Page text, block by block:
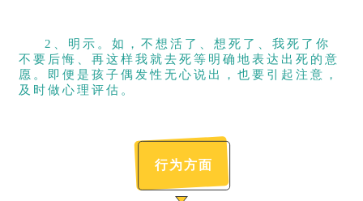
2、明示。如，不想活了、想死了、我死了你
不要后悔、再这样我就去死等明确地表达出死的意
愿。即便是孩子偶发性无心说出，也要引起注意，
及时做心理评估。
行为方面